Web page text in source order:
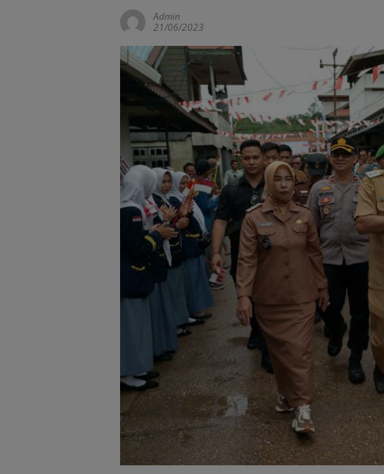
Admin
21/06/2023